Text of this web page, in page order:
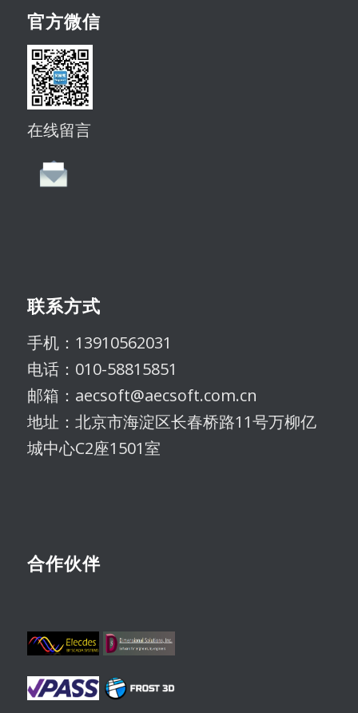
官方微信
在线留言
联系方式
手机：13910562031
电话：010-58815851
邮箱：aecsoft@aecsoft.com.cn
地址：北京市海淀区长春桥路11号万柳亿
城中心C2座1501室
合作伙伴